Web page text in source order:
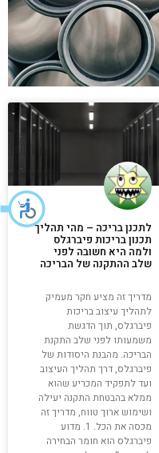
לתכנן בריכה – מהי תהליך
תכנון בריכות פיברגלס
ולמה היא חשובה לפני
שלב ההתקנה של הבריכה
מדריך זה מציע חקר מעמיק
לתהליך עיצוב בריכות
פיברגלס, תוך הדגשת
משמעותו לפני שלב התקנת
הבריכה. מהבנת היסודות של
פיברגלס, דרך תהליך העיצוב
ועד לתפקיד המכריע שהוא
ממלא בהבטחת התקנה יעילה
ושימוש ארוך טווח, מדריך זה
מכסה את הכל. 1. מדוע
פיברגלס הוא חומר הבחירה